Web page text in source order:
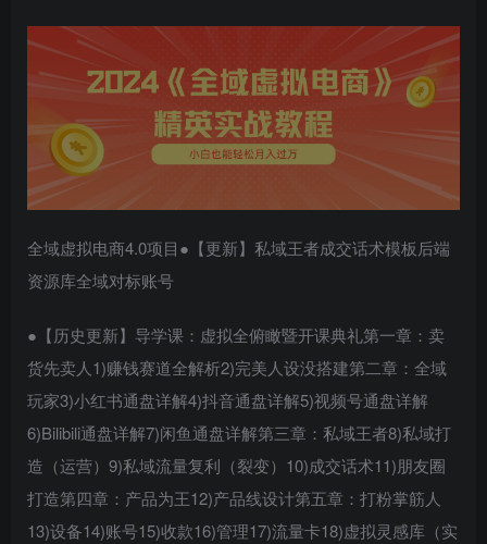
全域虚拟电商4.0项目●【更新】私域王者成交话术模板后端
资源库全域对标账号
●【历史更新】导学课：虚拟全俯瞰暨开课典礼第一章：卖
货先卖人1)赚钱赛道全解析2)完美人设没搭建第二章：全域
玩家3)小红书通盘详解4)抖音通盘详解5)视频号通盘详解
6)Bilibili通盘详解7)闲鱼通盘详解第三章：私域王者8)私域打
造（运营）9)私域流量复利（裂变）10)成交话术11)朋友圈
打造第四章：产品为王12)产品线设计第五章：打粉掌筋人
13)设备14)账号15)收款16)管理17)流量卡18)虚拟灵感库（实